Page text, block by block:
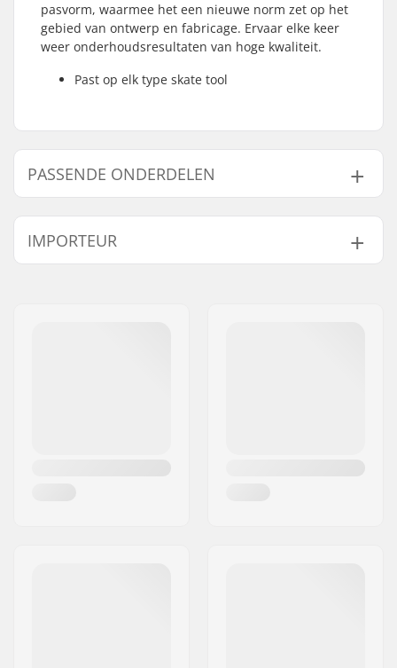
pasvorm, waarmee het een nieuwe norm zet op het
gebied van ontwerp en fabricage. Ervaar elke keer
weer onderhoudsresultaten van hoge kwaliteit.
Past op elk type skate tool
PASSENDE ONDERDELEN
Vind producten die samen gaan met Prime8
Universal Axle Refresh Tool:
IMPORTEUR